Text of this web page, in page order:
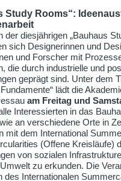
Study Rooms“:
der diesjährigen „Bauhaus
sich Designerinnen und
und Forscher mit
die durch industrielle und
geprägt sind. Unter dem
lädt die
am Freitag und
Interessierten in das
an verschiedene Orte in
mit dem International
(Offene Kreisläufe)
von sozialen
zu erkunden. Die
des Internationalen